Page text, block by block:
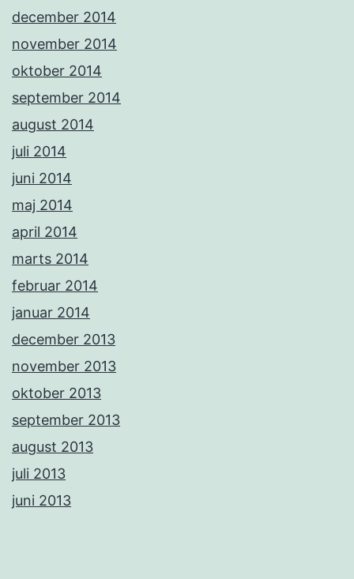
december 2014
november 2014
oktober 2014
september 2014
august 2014
juli 2014
juni 2014
maj 2014
april 2014
marts 2014
februar 2014
januar 2014
december 2013
november 2013
oktober 2013
september 2013
august 2013
juli 2013
juni 2013